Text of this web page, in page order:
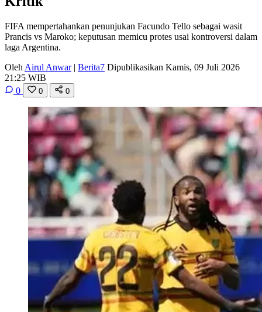
FIFA mempertahankan penunjukan Facundo Tello sebagai wasit
Prancis vs Maroko; keputusan memicu protes usai kontroversi dalam
laga Argentina.
Oleh Airul Anwar | Berita7 Dipublikasikan Kamis, 09 Juli 2026
21:25 WIB
0
0 0